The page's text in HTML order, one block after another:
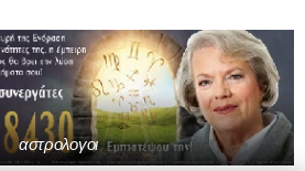
αστρολογοι